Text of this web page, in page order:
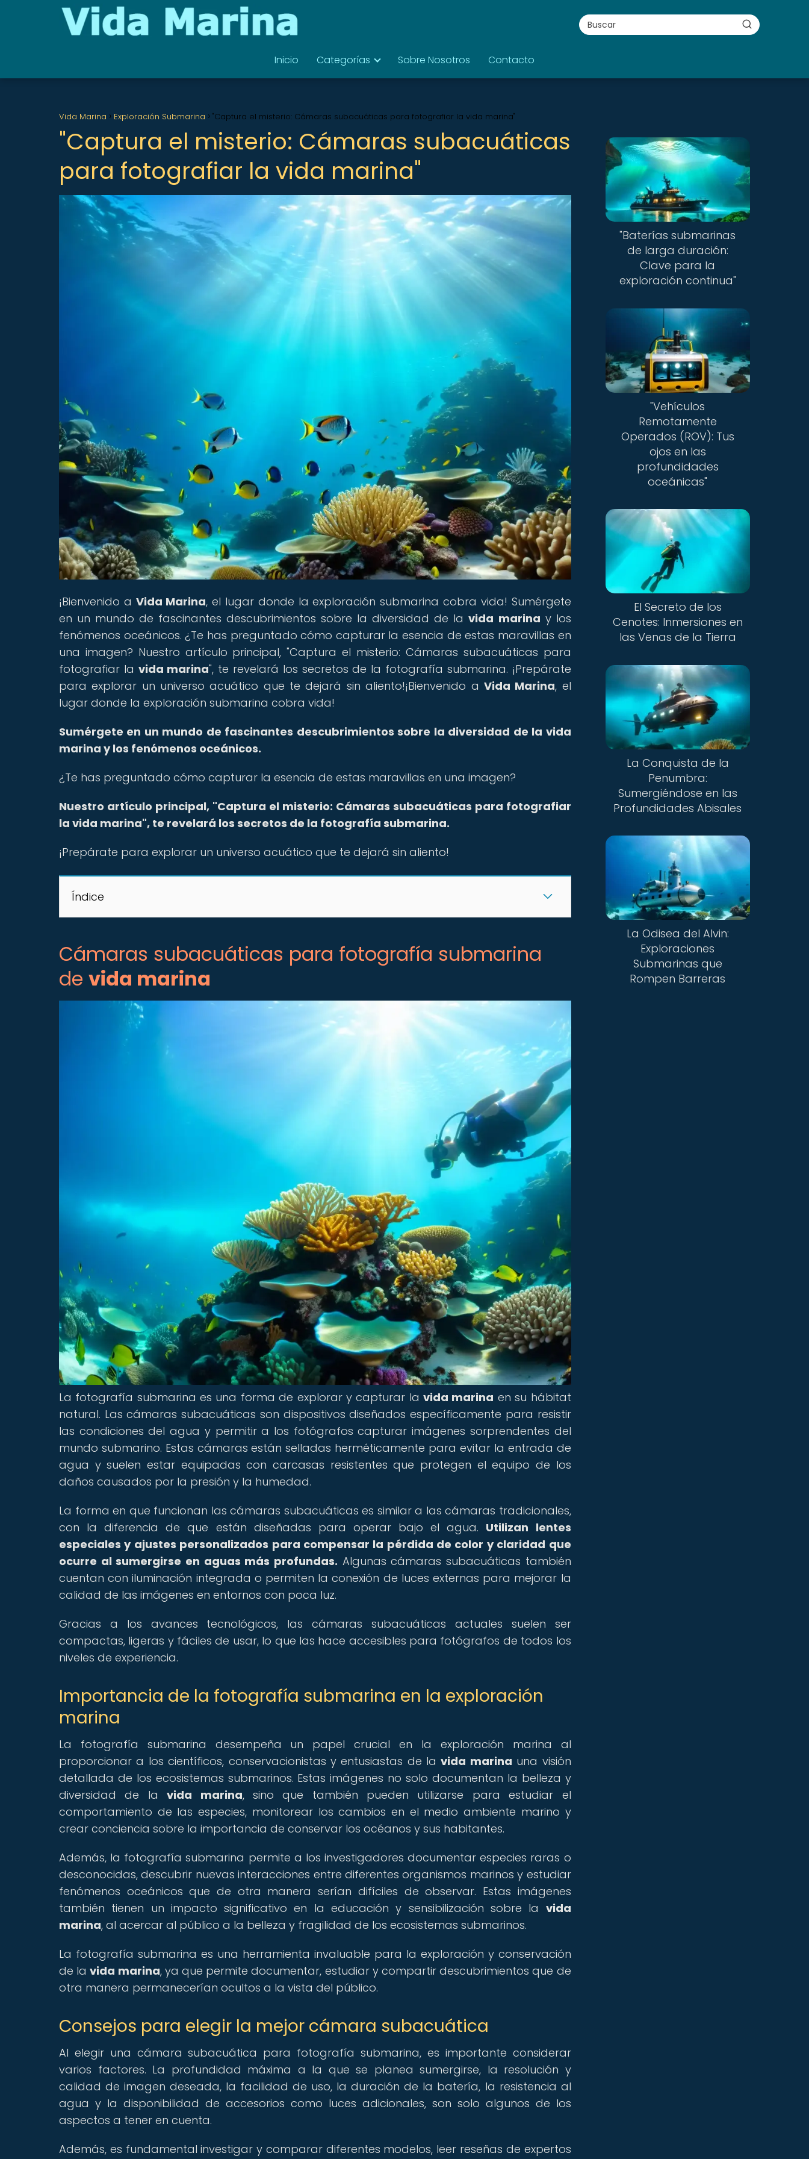
Inicio Categorías Sobre Nosotros Contacto
Vida Marina Exploración Submarina "Captura el misterio: Cámaras subacuáticas para fotografiar la vida marina"
"Captura el misterio: Cámaras subacuáticas
para fotografiar la vida marina"
¡Bienvenido a Vida Marina, el lugar donde la exploración submarina cobra vida! Sumérgete
en un mundo de fascinantes descubrimientos sobre la diversidad de lavida marina y los
fenómenos oceánicos. ¿Te has preguntado cómo capturar la esencia de estas maravillas en
una imagen? Nuestro artículo principal, "Captura el misterio: Cámaras subacuáticas para
fotografiar la vida marina", te revelará los secretos de la fotografía submarina. ¡Prepárate
para explorar un universo acuático que te dejará sin aliento!¡Bienvenido a Vida Marina, el
lugar donde la exploración submarina cobra vida!
Sumérgete en un mundo de fascinantes descubrimientos sobre la diversidad de la vida
marina y los fenómenos oceánicos.
¿Te has preguntado cómo capturar la esencia de estas maravillas en una imagen?
Nuestro artículo principal, "Captura el misterio: Cámaras subacuáticas para fotografiar
la vida marina", te revelará los secretos de la fotografía submarina.
¡Prepárate para explorar un universo acuático que te dejará sin aliento!
Índice
Cámaras subacuáticas para fotografía submarina
de vida marina
La fotografía submarina es una forma de explorar y capturar lavida marina en su hábitat
natural. Las cámaras subacuáticas son dispositivos diseñados específicamente para resistir
las condiciones del agua y permitir a los fotógrafos capturar imágenes sorprendentes del
mundo submarino. Estas cámaras están selladas herméticamente para evitar la entrada de
agua y suelen estar equipadas con carcasas resistentes que protegen el equipo de los
daños causados por la presión y la humedad.
La forma en que funcionan las cámaras subacuáticas es similar a las cámaras tradicionales,
con la diferencia de que están diseñadas para operar bajo el agua. Utilizan lentes
especiales y ajustes personalizados para compensar la pérdida de color y claridad que
ocurre al sumergirse en aguas más profundas. Algunas cámaras subacuáticas también
cuentan con iluminación integrada o permiten la conexión de luces externas para mejorar la
calidad de las imágenes en entornos con poca luz.
Gracias a los avances tecnológicos, las cámaras subacuáticas actuales suelen ser
compactas, ligeras y fáciles de usar, lo que las hace accesibles para fotógrafos de todos los
niveles de experiencia.
Importancia de la fotografía submarina en la exploración
marina
La fotografía submarina desempeña un papel crucial en la exploración marina al
proporcionar a los científicos, conservacionistas y entusiastas de lavida marina una visión
detallada de los ecosistemas submarinos. Estas imágenes no solo documentan la belleza y
diversidad de lavida marina, sino que también pueden utilizarse para estudiar el
comportamiento de las especies, monitorear los cambios en el medio ambiente marino y
crear conciencia sobre la importancia de conservar los océanos y sus habitantes.
Además, la fotografía submarina permite a los investigadores documentar especies raras o
desconocidas, descubrir nuevas interacciones entre diferentes organismos marinos y estudiar
fenómenos oceánicos que de otra manera serían difíciles de observar. Estas imágenes
también tienen un impacto significativo en la educación y sensibilización sobre la vida
marina, al acercar al público a la belleza y fragilidad de los ecosistemas submarinos.
La fotografía submarina es una herramienta invaluable para la exploración y conservación
de lavida marina, ya que permite documentar, estudiar y compartir descubrimientos que de
otra manera permanecerían ocultos a la vista del público.
Consejos para elegir la mejor cámara subacuática
Al elegir una cámara subacuática para fotografía submarina, es importante considerar
varios factores. La profundidad máxima a la que se planea sumergirse, la resolución y
calidad de imagen deseada, la facilidad de uso, la duración de la batería, la resistencia al
agua y la disponibilidad de accesorios como luces adicionales, son solo algunos de los
aspectos a tener en cuenta.
Además, es fundamental investigar y comparar diferentes modelos, leer reseñas de expertos
"Baterías submarinas
de larga duración:
Clave para la
exploración continua"
"Vehículos
Remotamente
Operados (ROV): Tus
ojos en las
profundidades
oceánicas"
El Secreto de los
Cenotes: Inmersiones en
las Venas de la Tierra
La Conquista de la
Penumbra:
Sumergiéndose en las
Profundidades Abisales
La Odisea del Alvin:
Exploraciones
Submarinas que
Rompen Barreras